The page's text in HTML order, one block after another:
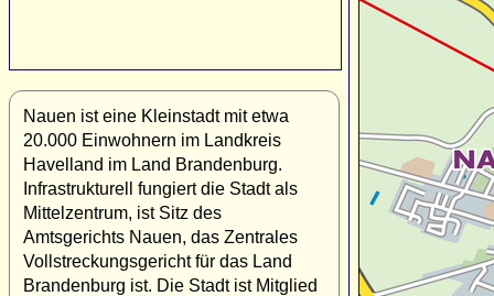
Nauen ist eine Kleinstadt mit etwa
20.000 Einwohnern im Landkreis
Havelland im Land Brandenburg.
Infrastrukturell fungiert die Stadt als
Mittelzentrum, ist Sitz des
Amtsgerichts Nauen, das Zentrales
Vollstreckungsgericht für das Land
Brandenburg ist. Die Stadt ist Mitglied